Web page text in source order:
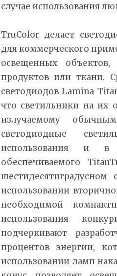
случае использования
TruColor делает
для коммерческого
освещенных
продуктов или ткани.
светодиодов Lamina
что светильники на их
излучаемому
светодиодные
использования и в
обеспечиваемого
шестидесятиградусном
использовании
необходимой
использования
подчеркивают
процентов энергии,
использовании ламп